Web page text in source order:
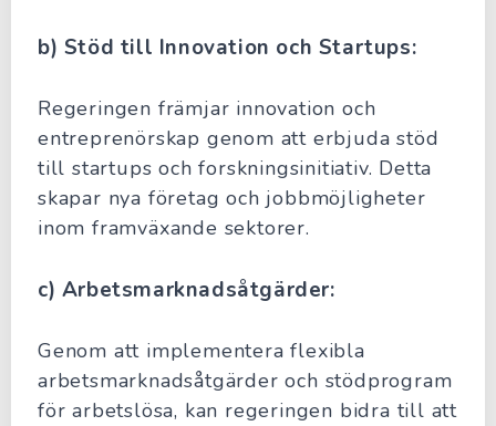
b) Stöd till Innovation och Startups:
Regeringen främjar innovation och
entreprenörskap genom att erbjuda stöd
till startups och forskningsinitiativ. Detta
skapar nya företag och jobbmöjligheter
inom framväxande sektorer.
c) Arbetsmarknadsåtgärder:
Genom att implementera flexibla
arbetsmarknadsåtgärder och stödprogram
för arbetslösa, kan regeringen bidra till att